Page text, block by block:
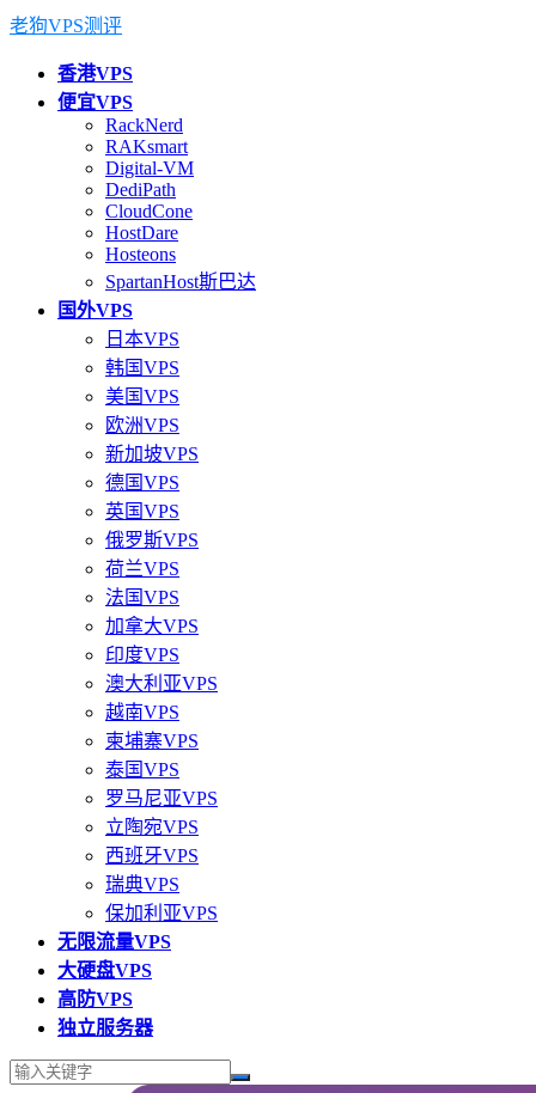
老狗VPS测评
香港VPS
便宜VPS
RackNerd
RAKsmart
Digital-VM
DediPath
CloudCone
HostDare
Hosteons
SpartanHost斯巴达
国外VPS
日本VPS
韩国VPS
美国VPS
欧洲VPS
新加坡VPS
德国VPS
英国VPS
俄罗斯VPS
荷兰VPS
法国VPS
加拿大VPS
印度VPS
澳大利亚VPS
越南VPS
柬埔寨VPS
泰国VPS
罗马尼亚VPS
立陶宛VPS
西班牙VPS
瑞典VPS
保加利亚VPS
无限流量VPS
大硬盘VPS
高防VPS
独立服务器